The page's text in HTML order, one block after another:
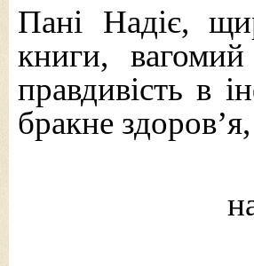
Пані Надіє,
книги,
правдивість в
бракне